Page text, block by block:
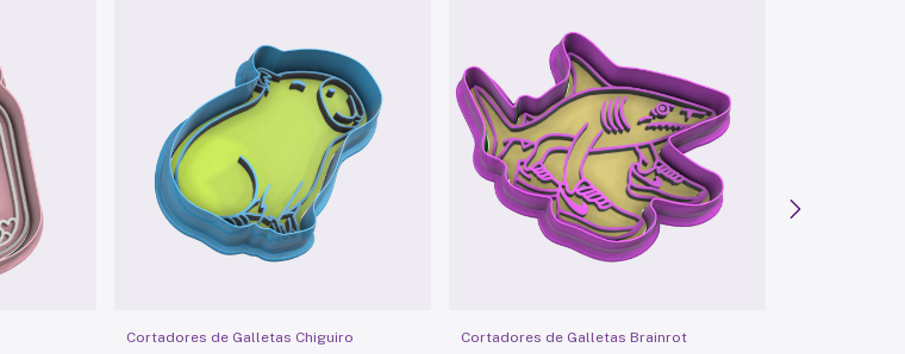
Cortadores de Galletas Chiguiro
Cortadores de Galletas Brainrot